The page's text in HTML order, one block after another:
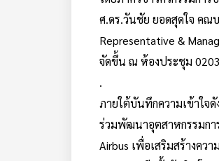
ศ.ดร.วันชัย ยอดสุดใจ คณ
Representative &
จัดขึ้น ณ ห้องประชุม
.
ภายใต้บันทึกความเข้าใจ
ร่วมพัฒนาอุตสาหกรรมกา
Airbus เพื่อเสริมสร้างค